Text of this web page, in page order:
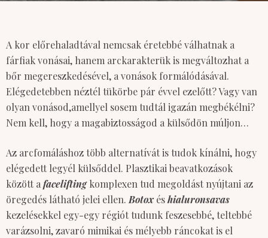
A kor előrehaladtával nemcsak éretebbé válhatnak a
fárfiak vonásai, hanem arckarakterük is megváltozhat a
bőr megereszkedésével, a vonások formálódásával.
Elégedetebben néztél tükörbe pár évvel ezelőtt? Vagy van
olyan vonásod,amellyel sosem tudtál igazán megbékélni?
Nem kell, hogy a magabiztosságod a külsődön múljon…
Az arcfomáláshoz több alternatívát is tudok kínálni, hogy
elégedett legyél külsőddel. Plasztikai beavatkozások
között a facelifting komplexen tud megoldást nyújtani az
öregedés látható jelei ellen. Botoxéshialuronsavas
kezelésekkel egy-egy régiót tudunk feszesebbé, teltebbé
varázsolni, zavaró mimikai és mélyebb ráncokat is el